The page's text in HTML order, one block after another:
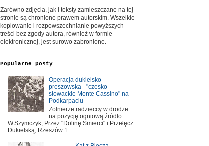
Zarówno zdjęcia, jak i teksty zamieszczane na tej
stronie są chronione prawem autorskim. Wszelkie
kopiowanie i rozpowszechnianie powyższych
treści bez zgody autora, również w formie
elektronicznej, jest surowo zabronione.
Popularne posty
Operacja dukielsko-
preszowska - "czesko-
słowackie Monte Cassino" na
Podkarpaciu
Żołnierze radzieccy w drodze
na pozycję ogniową źródło:
W.Szymczyk, Przez "Dolinę Śmierci" i Przełęcz
Dukielską, Rzeszów 1...